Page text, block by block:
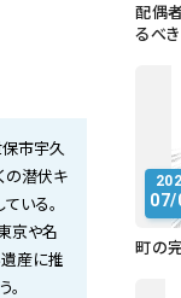
市宇久
の潜伏キ
いる。
京や名
産に推
配偶
るべ
07/
町の